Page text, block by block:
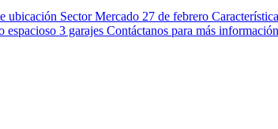
Sector Mercado 27 de febrero
3 garajes Contáctanos para más